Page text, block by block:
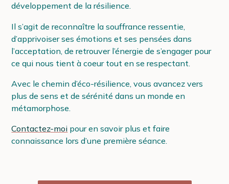
développement de la résilience.
Il s’agit de reconnaître la souffrance ressentie,
d’apprivoiser ses émotions et ses pensées dans
l’acceptation, de retrouver l’énergie de s’engager pour
ce qui nous tient à coeur tout en se respectant.
Avec le chemin d’éco-résilience, vous avancez vers
plus de sens et de sérénité dans un monde en
métamorphose.
Contactez-moi pour en savoir plus et faire
connaissance lors d’une première séance.